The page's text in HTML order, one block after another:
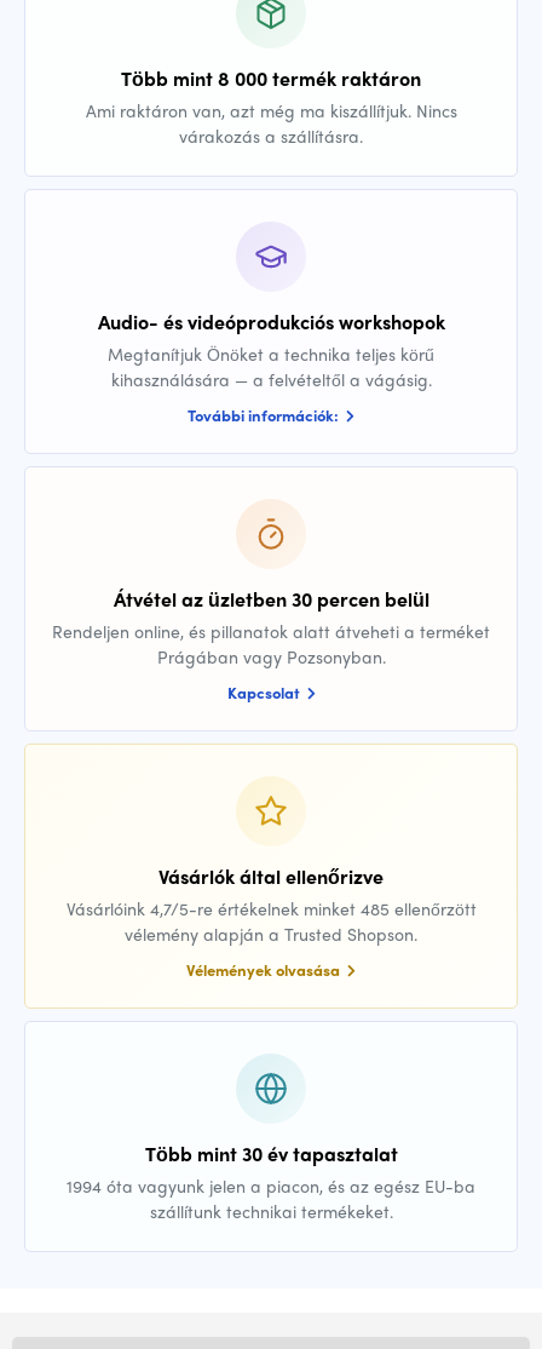
Több mint 8 000 termék raktáron
Ami raktáron van, azt még ma kiszállítjuk. Nincs
várakozás a szállításra.
Audio- és videóprodukciós workshopok
Megtanítjuk Önöket a technika teljes körű
kihasználására — a felvételtől a vágásig.
További információk:
Átvétel az üzletben 30 percen belül
Rendeljen online, és pillanatok alatt átveheti a terméket
Prágában vagy Pozsonyban.
Kapcsolat
Vásárlók által ellenőrizve
Vásárlóink 4,7/5-re értékelnek minket 485 ellenőrzött
vélemény alapján a Trusted Shopson.
Vélemények olvasása
Több mint 30 év tapasztalat
1994 óta vagyunk jelen a piacon, és az egész EU-ba
szállítunk technikai termékeket.